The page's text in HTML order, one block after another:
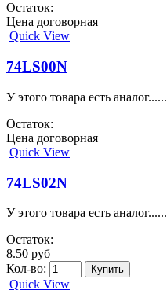
Остаток:
Цена договорная
Quick View
74LS00N
У этого товара есть аналог......
Остаток:
Цена договорная
Quick View
74LS02N
У этого товара есть аналог......
Остаток:
8.50 руб
Кол-во:
Quick View